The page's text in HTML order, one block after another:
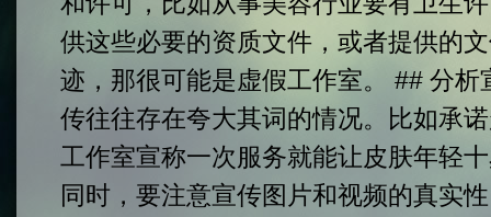
供这些必要的资质文件，或者提供的
迹，那很可能是虚假工作室。 ## 分
传往往存在夸大其词的情况。比如承
工作室宣称一次服务就能让皮肤年轻
同时，要注意宣传图片和视频的真实